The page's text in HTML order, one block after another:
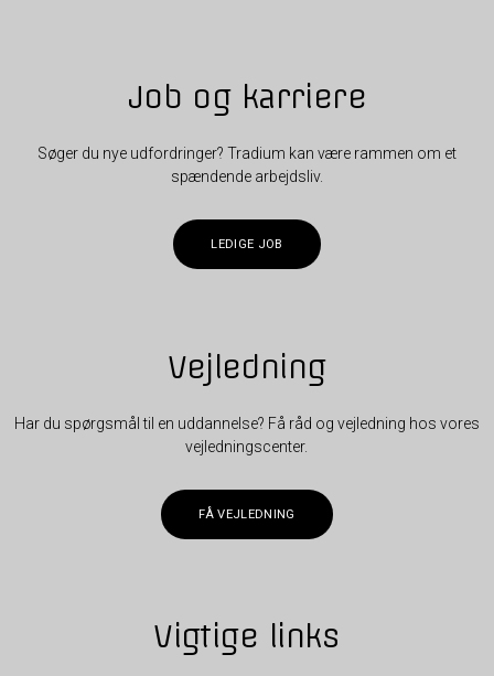
Job og karriere
Søger du nye udfordringer? Tradium kan være rammen om et
spændende arbejdsliv.
LEDIGE JOB
Vejledning
Har du spørgsmål til en uddannelse? Få råd og vejledning hos vores
vejledningscenter.
FÅ VEJLEDNING
Vigtige links